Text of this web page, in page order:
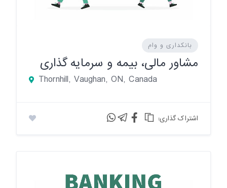
بانکداری و وام
مشاور مالی، بیمه و سرمایه گذاری
Thornhill, Vaughan, ON, Canada
:اشتراک گذاری